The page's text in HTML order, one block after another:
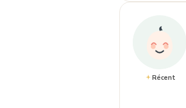
Récent